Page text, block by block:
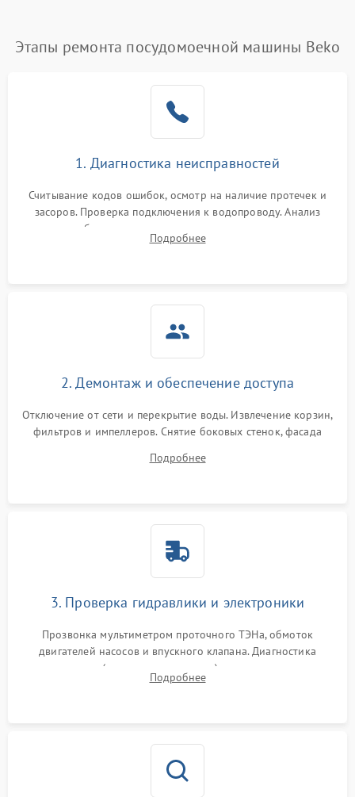
воды
1800 ₽ Подробнее →
Проблемы с
Этапы ремонта посудомоечной машины Beko
1. Диагностика неисправностей
Считывание кодов ошибок, осмотр на наличие протечек и
засоров. Проверка подключения к водопроводу. Анализ
жалоб на отсутствие слива, нагрева, вращения
разбрызгивателей или срабатывание системы защиты
Подробнее
2. Демонтаж и обеспечение доступа
Отключение от сети и перекрытие воды. Извлечение корзин,
фильтров и импеллеров. Снятие боковых стенок, фасада
циркуляционному насосу, ТЭНу и сливной помпе.
Подробнее
3. Проверка гидравлики и электроники
Прозвонка мультиметром проточного ТЭНа, обмоток
двигателей насосов и впускного клапана. Диагностика
прессостата (датчика уровня воды), датчика мутности,
концевика дверцы и электронного модуля управления.
Подробнее